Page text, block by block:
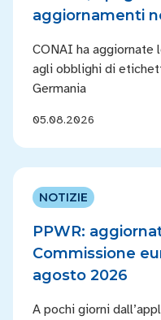
aggiornamenti
CONAI ha aggiornate
agli obblighi di
Germania
05.08.2026
NOTIZIE
PPWR:
Commissione
agosto 2026
A pochi giorni